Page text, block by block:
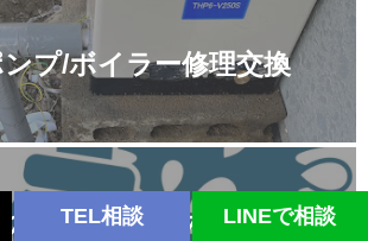
プ/ボイラー修理交換
の他水のトラブル
TEL相談 LINEで相談